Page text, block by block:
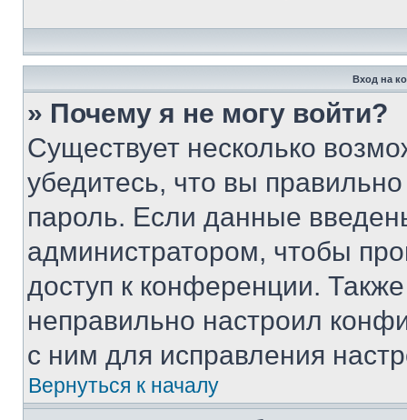
Вход на
» Почему я не могу войти?
Существует несколько
убедитесь, что вы
пароль. Если данные
администратором, чтобы
доступ к конференции.
неправильно настроил
с ним для исправления
Вернуться к началу